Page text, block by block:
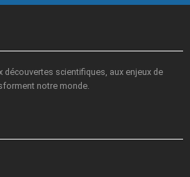
découvertes scientifiques, aux enjeux de
notre monde.